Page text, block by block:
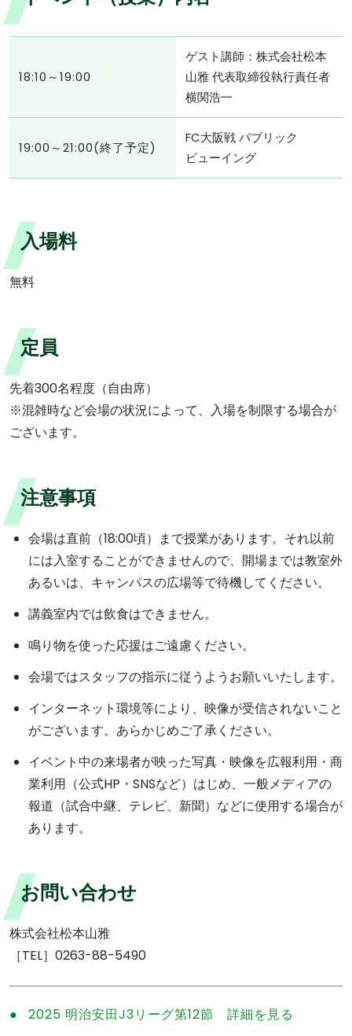
18:10～19:00
ゲスト講師：株式会社松本
山雅 代表取締役執行責任者
横関浩一
19:00～21:00(終了予定)
FC大阪戦 パブリック
ビューイング
入場料
無料
定員
先着300名程度（自由席）
※混雑時など会場の状況によって、入場を制限する場合が
ございます。
注意事項
会場は直前（18:00頃）まで授業があります。それ以前
には入室することができませんので、開場までは教室外
あるいは、キャンパスの広場等で待機してください。
講義室内では飲食はできません。
鳴り物を使った応援はご遠慮ください。
会場ではスタッフの指示に従うようお願いいたします。
インターネット環境等により、映像が受信されないこと
がございます。あらかじめご了承ください。
イベント中の来場者が映った写真・映像を広報利用・商
業利用（公式HP・SNSなど）はじめ、一般メディアの
報道（試合中継、テレビ、新聞）などに使用する場合が
あります。
お問い合わせ
株式会社松本山雅
［TEL］0263-88-5490
2025 明治安田J3リーグ第12節 詳細を見る